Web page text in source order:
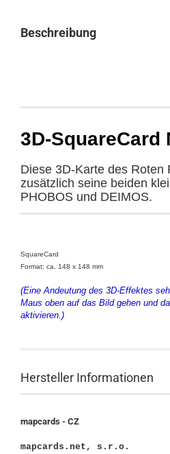
Beschreibung
3D-SquareCard
Diese 3D-Karte des Roten
zusätzlich seine beiden
PHOBOS und DEIMOS.
SquareCard
Format: ca. 148 x 148 mm
(Eine Andeutung des 3D-Effektes
Maus oben auf das Bild gehen und
aktivieren.)
Hersteller Informationen
mapcards - CZ
mapcards.net, s.r.o.